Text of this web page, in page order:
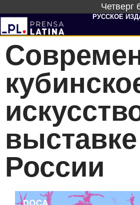
Четверг
РУССКОЕ
России